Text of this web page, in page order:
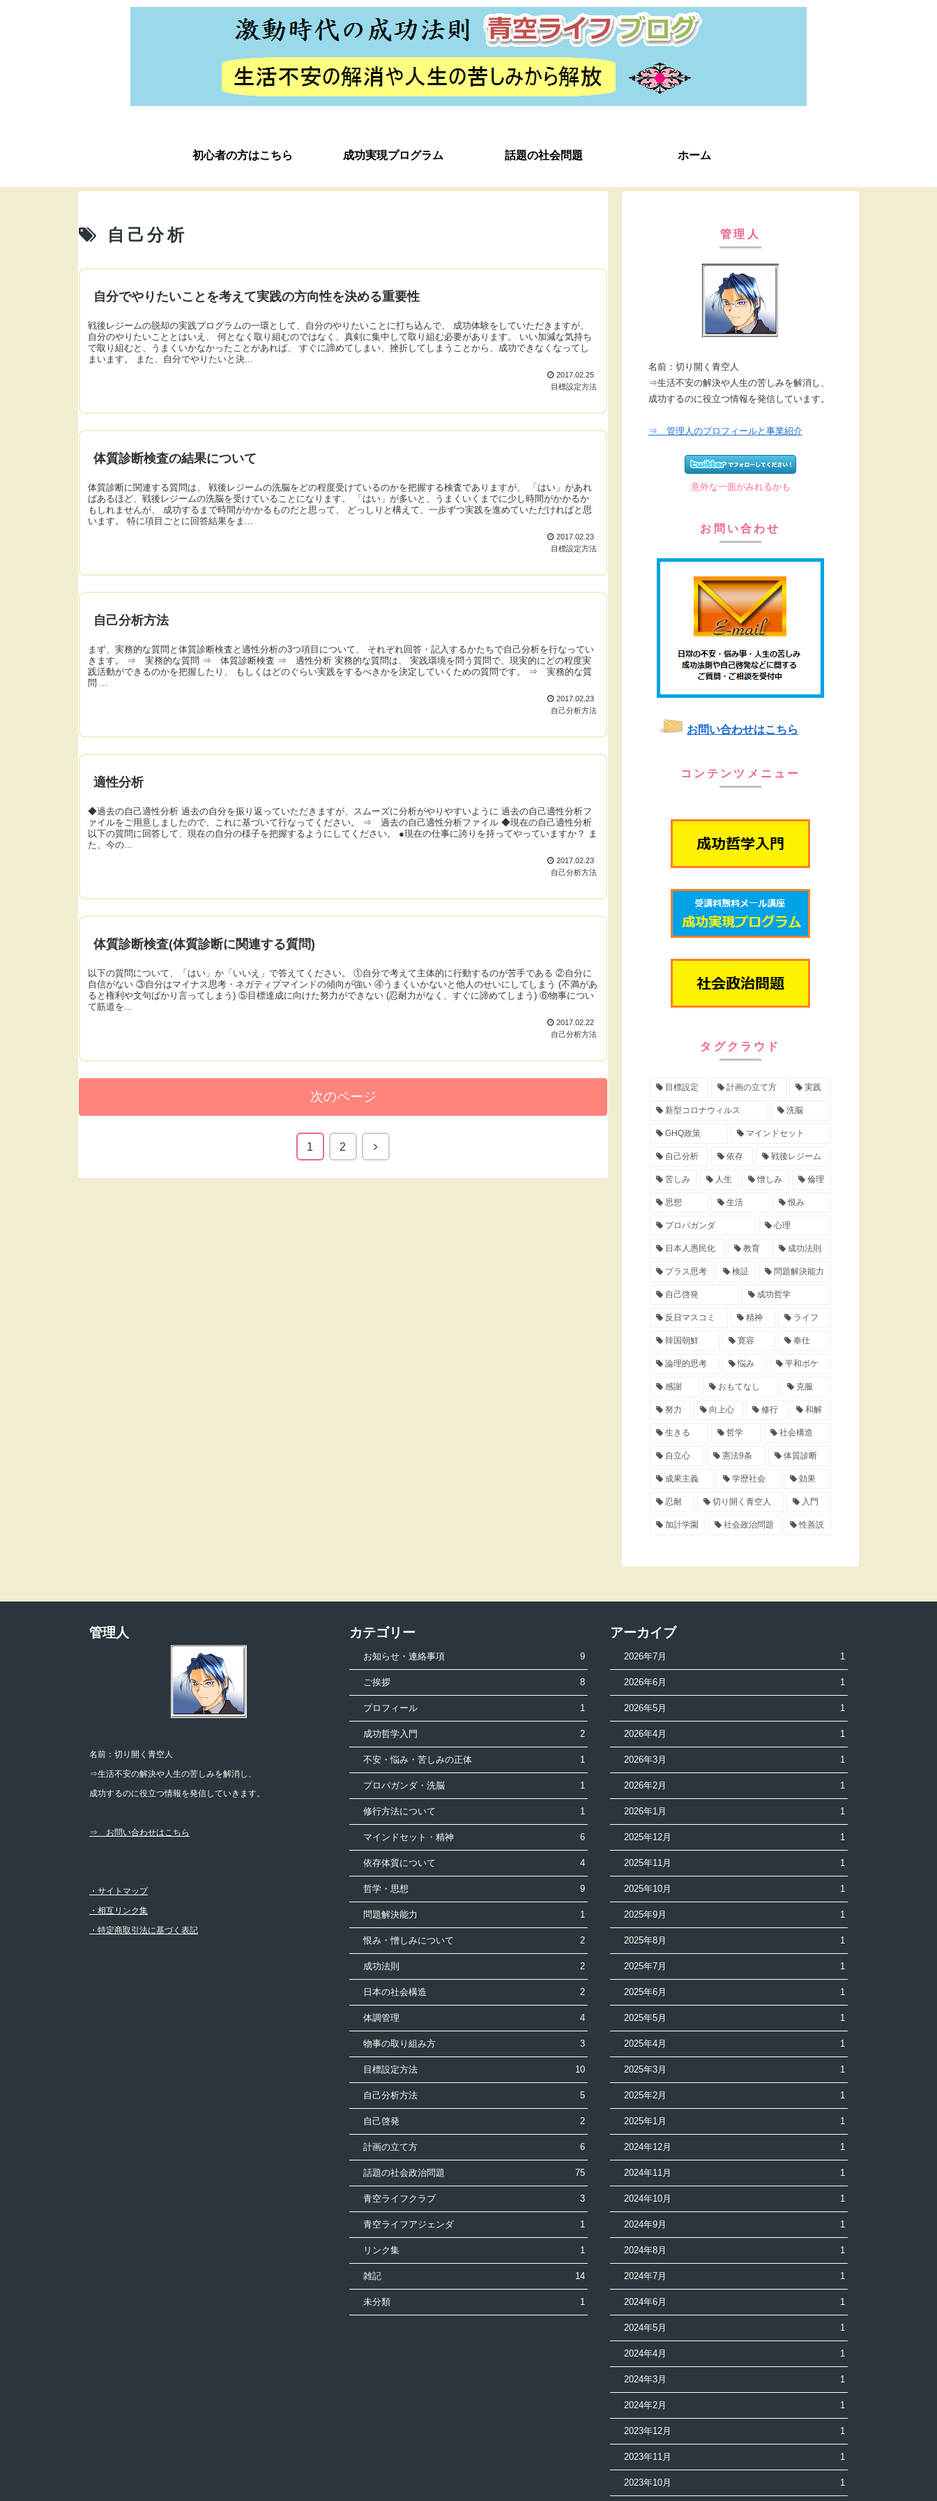
初心者の方はこちら 成功実現プログラム 話題の社会問題 ホーム
自己分析
自分でやりたいことを考えて実践の方向性を決める重要性
戦後レジームの脱却の実践プログラムの一環として、自分のやりたいことに打ち込んで、 成功体験をしていただきますが、
自分のやりたいこととはいえ、 何となく取り組むのではなく、真剣に集中して取り組む必要があります。 いい加減な気持ち
で取り組むと、うまくいかなかったことがあれば、 すぐに諦めてしまい、挫折してしまうことから、成功できなくなってし
まいます。 また、自分でやりたいと決...
2017.02.25
目標設定方法
体質診断検査の結果について
体質診断に関連する質問は、 戦後レジームの洗脳をどの程度受けているのかを把握する検査でありますが、 「はい」があれ
ばあるほど、戦後レジームの洗脳を受けていることになります。 「はい」が多いと、うまくいくまでに少し時間がかかるか
もしれませんが、 成功するまで時間がかかるものだと思って、 どっしりと構えて、一歩ずつ実践を進めていただければと思
います。 特に項目ごとに回答結果をま...
2017.02.23
目標設定方法
自己分析方法
まず、実務的な質問と体質診断検査と適性分析の3つ項目について、 それぞれ回答・記入するかたちで自己分析を行なってい
きます。 ⇒ 実務的な質問 ⇒ 体質診断検査 ⇒ 適性分析 実務的な質問は、 実践環境を問う質問で、現実的にどの程度実
践活動ができるのかを把握したり、 もしくはどのぐらい実践をするべきかを決定していくための質問です。 ⇒ 実務的な質
問 ...
2017.02.23
自己分析方法
適性分析
◆過去の自己適性分析 過去の自分を振り返っていただきますが、スムーズに分析がやりやすいように 過去の自己適性分析フ
ァイルをご用意しましたので、これに基づいて行なってください。 ⇒ 過去の自己適性分析ファイル ◆現在の自己適性分析
以下の質問に回答して、現在の自分の様子を把握するようにしてください。 ●現在の仕事に誇りを持ってやっていますか？ ま
た、今の...
2017.02.23
自己分析方法
体質診断検査(体質診断に関連する質問)
以下の質問について、「はい」か「いいえ」で答えてください。 ①自分で考えて主体的に行動するのが苦手である ②自分に
自信がない ③自分はマイナス思考・ネガティブマインドの傾向が強い ④うまくいかないと他人のせいにしてしまう (不満があ
ると権利や文句ばかり言ってしまう) ⑤目標達成に向けた努力ができない (忍耐力がなく、すぐに諦めてしまう) ⑥物事につい
て筋道を...
2017.02.22
自己分析方法
次のページ
1 2
管理人
名前：切り開く青空人
⇒生活不安の解決や人生の苦しみを解消し、
成功するのに役立つ情報を発信しています。
⇒ 管理人のプロフィールと事業紹介
意外な一面がみれるかも
お問い合わせ
お問い合わせはこちら
コンテンツメニュー
タグクラウド
目標設定 計画の立て方 実践
新型コロナウィルス 洗脳
GHQ政策 マインドセット
自己分析 依存 戦後レジーム
苦しみ 人生 憎しみ 倫理
思想 生活 恨み
プロパガンダ 心理
日本人愚民化 教育 成功法則
プラス思考 検証 問題解決能力
自己啓発 成功哲学
反日マスコミ 精神 ライフ
韓国朝鮮 寛容 奉仕
論理的思考 悩み 平和ボケ
感謝 おもてなし 克服
努力 向上心 修行 和解
生きる 哲学 社会構造
自立心 憲法9条 体質診断
成果主義 学歴社会 効果
忍耐 切り開く青空人 入門
加計学園 社会政治問題 性善説
管理人
名前：切り開く青空人
⇒生活不安の解決や人生の苦しみを解消し、
成功するのに役立つ情報を発信していきます。
⇒ お問い合わせはこちら
・サイトマップ
・相互リンク集
・特定商取引法に基づく表記
カテゴリー
お知らせ・連絡事項 9
ご挨拶 8
プロフィール 1
成功哲学入門 2
不安・悩み・苦しみの正体 1
プロパガンダ・洗脳 1
修行方法について 1
マインドセット・精神 6
依存体質について 4
哲学・思想 9
問題解決能力 1
恨み・憎しみについて 2
成功法則 2
日本の社会構造 2
体調管理 4
物事の取り組み方 3
目標設定方法 10
自己分析方法 5
自己啓発 2
計画の立て方 6
話題の社会政治問題 75
青空ライフクラブ 3
青空ライフアジェンダ 1
リンク集 1
雑記 14
未分類 1
アーカイブ
2026年7月 1
2026年6月 1
2026年5月 1
2026年4月 1
2026年3月 1
2026年2月 1
2026年1月 1
2025年12月 1
2025年11月 1
2025年10月 1
2025年9月 1
2025年8月 1
2025年7月 1
2025年6月 1
2025年5月 1
2025年4月 1
2025年3月 1
2025年2月 1
2025年1月 1
2024年12月 1
2024年11月 1
2024年10月 1
2024年9月 1
2024年8月 1
2024年7月 1
2024年6月 1
2024年5月 1
2024年4月 1
2024年3月 1
2024年2月 1
2023年12月 1
2023年11月 1
2023年10月 1